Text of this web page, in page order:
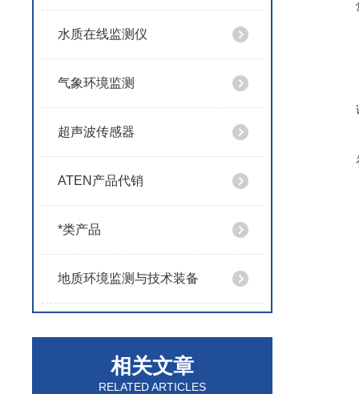
水质在线监测仪
气象环境监测
超声波传感器
ATEN产品代销
*类产品
地质环境监测与技术装备
相关文章
RELATED ARTICLES